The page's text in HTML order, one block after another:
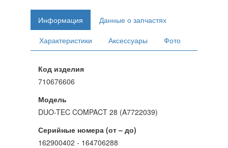
Информация
Данные о запчастях
Характеристики
Аксессуары Фото
Код изделия
710676606
Модель
DUO-TEC COMPACT 28 (A7722039)
Серийные номера (от – до)
162900402 - 164706288